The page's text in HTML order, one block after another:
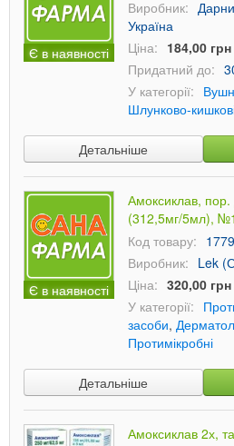
Є в наявності
Виробник:
Україна
Ціна: 184,00 грн
Придатний до:
У категорії:
Шлунково-
Детальніше
Є в наявності
Амоксиклав,
(312,5мг/5мл), №1
Код товару: 1779
Виробник: Lek
Ціна: 320,00 грн
У категорії:
засоби,
Протимікробні
Детальніше
Амоксиклав 2х,